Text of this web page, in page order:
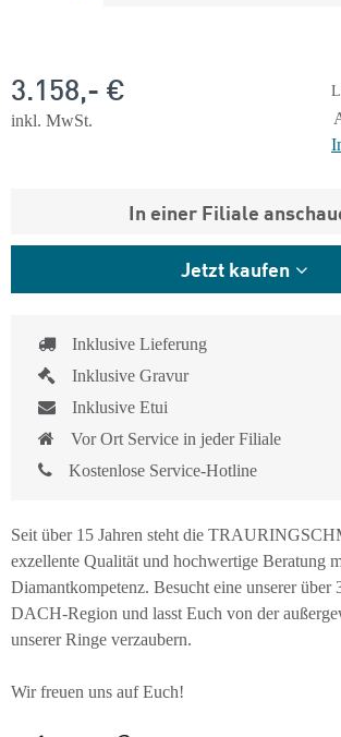
3.158,- €
inkl. MwSt.
In einer Filiale
Jetzt kaufen
Inklusive Lieferung
Inklusive Gravur
Inklusive Etui
Vor Ort Service in jeder Filiale
Kostenlose Service-Hotline
Seit über 15 Jahren steht die
exzellente Qualität und hochwertige Beratung
Diamantkompetenz. Besucht eine unserer über
DACH-Region und lasst Euch von der
unserer Ringe verzaubern.
Wir freuen uns auf Euch!